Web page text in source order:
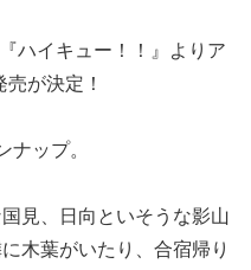
ハイキュー！！』よりア
が決定！
ップ。
見、日向といそうな影山
木葉がいたり、合宿帰り